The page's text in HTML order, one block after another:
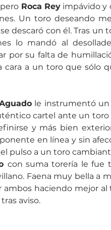
Roca Rey impávido y
Un toro deseando
lo mandó al
por su falta de
a un toro que sólo
le instrumentó un
cartel ante un toro
y más bien
en línea y sin
pulso a un toro
con suma torería le fue
haciendo mejor al
aviso.